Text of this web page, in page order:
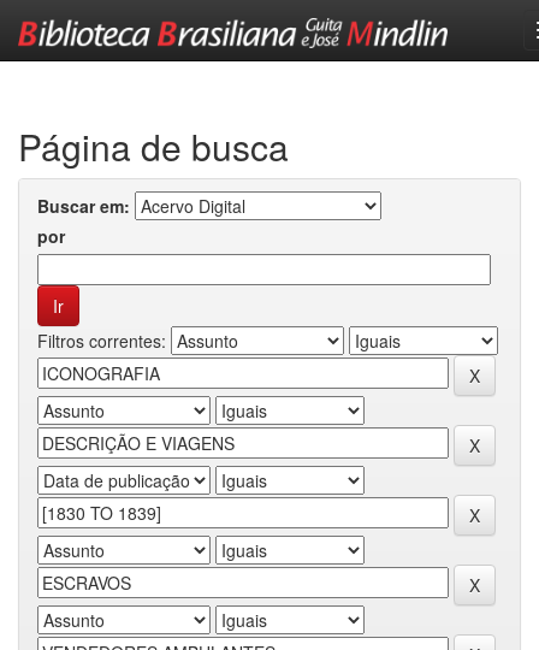
Página de busca
Buscar em:
por
Filtros correntes: